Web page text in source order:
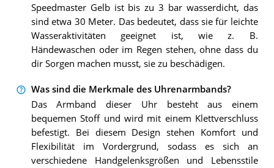
Speedmaster Gelb ist bis zu 3 bar wasserdicht, das
sind etwa 30 Meter. Das bedeutet, dass sie für leichte
Wasseraktivitäten geeignet ist, wie z. B.
Händewaschen oder im Regen stehen, ohne dass du
dir Sorgen machen musst, sie zu beschädigen.
Was sind die Merkmale des Uhrenarmbands?
Das Armband dieser Uhr besteht aus einem
bequemen Stoff und wird mit einem Klettverschluss
befestigt. Bei diesem Design stehen Komfort und
Flexibilität im Vordergrund, sodass es sich an
verschiedene Handgelenksgrößen und Lebensstile